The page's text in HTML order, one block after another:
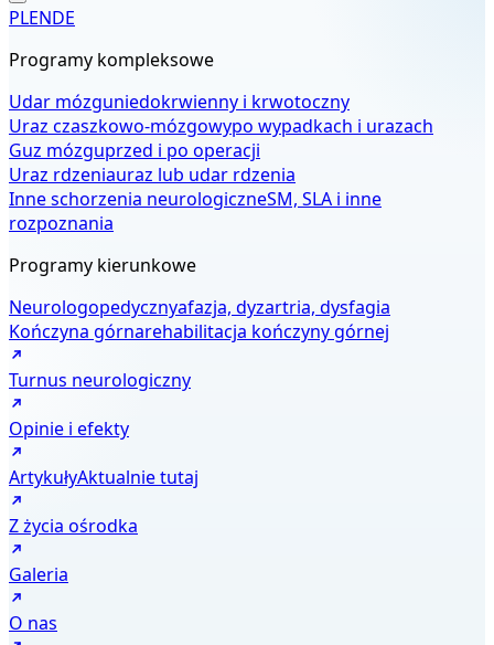
PLENDE
Programy kompleksowe
Udar mózguniedokrwienny i krwotoczny
Uraz czaszkowo-mózgowypo wypadkach i urazach
Guz mózguprzed i po operacji
Uraz rdzeniauraz lub udar rdzenia
Inne schorzenia neurologiczneSM, SLA i inne
rozpoznania
Programy kierunkowe
Neurologopedycznyafazja, dyzartria, dysfagia
Kończyna górnarehabilitacja kończyny górnej
Turnus neurologiczny
Opinie i efekty
ArtykułyAktualnie tutaj
Z życia ośrodka
Galeria
O nas